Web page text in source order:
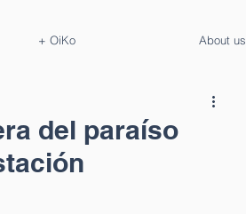
+ OiKo About us
del paraíso